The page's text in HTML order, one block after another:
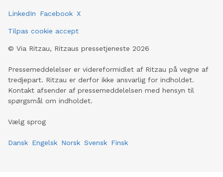
LinkedIn Facebook X
Tilpas cookie accept
© Via Ritzau, Ritzaus pressetjeneste 2026
Pressemeddelelser er videreformidlet af Ritzau på vegne af
tredjepart. Ritzau er derfor ikke ansvarlig for indholdet.
Kontakt afsender af pressemeddelelsen med hensyn til
spørgsmål om indholdet.
Vælg sprog
Dansk Engelsk Norsk Svensk Finsk